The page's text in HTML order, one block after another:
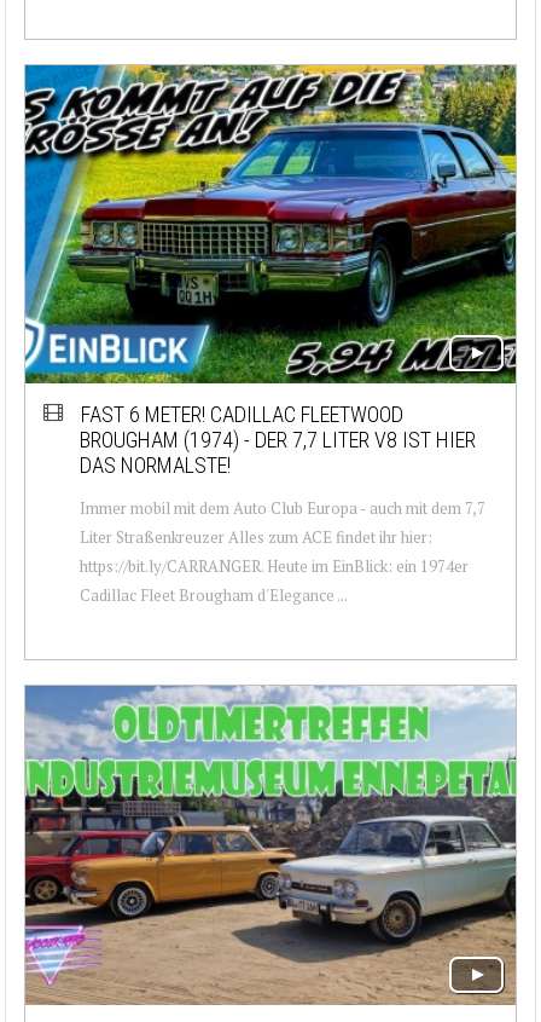
FAST 6 METER! CADILLAC FLEETWOOD
BROUGHAM (1974) - DER 7,7 LITER V8 IST HIER
DAS NORMALSTE!
Immer mobil mit dem Auto Club Europa - auch mit dem 7,7
Liter Straßenkreuzer Alles zum ACE findet ihr hier:
https://bit.ly/CARRANGER. Heute im EinBlick: ein 1974er
Cadillac Fleet Brougham d'Elegance ...